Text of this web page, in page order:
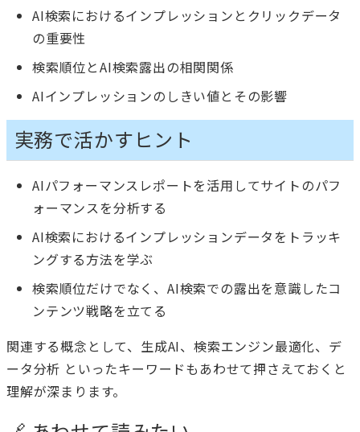
AI検索におけるインプレッションとクリックデータ
の重要性
検索順位とAI検索露出の相関関係
AIインプレッションのしきい値とその影響
実務で活かすヒント
AIパフォーマンスレポートを活用してサイトのパフ
ォーマンスを分析する
AI検索におけるインプレッションデータをトラッキ
ングする方法を学ぶ
検索順位だけでなく、AI検索での露出を意識したコ
ンテンツ戦略を立てる
関連する概念として、生成AI、検索エンジン最適化、デ
ータ分析 といったキーワードもあわせて押さえておくと
理解が深まります。